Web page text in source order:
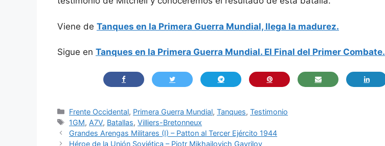
Viene de Tanques en la Primera Guerra Mundial, llega la madurez.
Sigue en Tanques en la Primera Guerra Mundial. El Final del Primer Combate.
Categorías
Frente Occidental, Primera Guerra Mundial,Tanques,Testimonio
Etiquetas
1GM, A7V, Batallas,Villiers-Bretonneux
Grandes Arengas Militares (I) – Patton al Tercer Ejército 1944
Héroe de la Unión Soviética – Piotr Mikhailovich Gavrilov